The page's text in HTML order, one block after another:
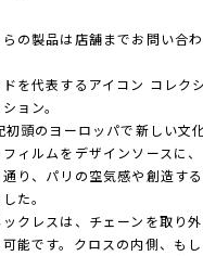
の製品は店舗までお問い合
ドを代表するアイコン コレク
ョン。
初頭のヨーロッパで新しい文
ィルムをデザインソースに
通り、パリの空気感や創造す
た。
ックレスは、チェーンを取り
可能です。クロスの内側、も